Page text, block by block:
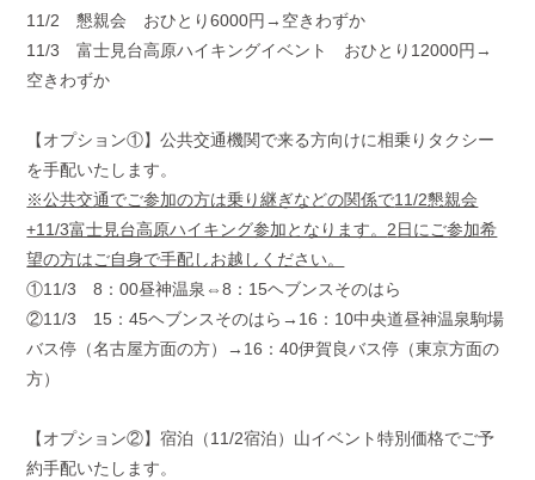
11/2 懇親会 おひとり6000円→空きわずか
11/3 富士見台高原ハイキングイベント おひとり 12000円→
空きわずか
【オプション①】公共交通機関で来る方向けに相乗りタクシー
を手配いたします。
※公共交通でご参加の方は乗り継ぎなどの関係で11/2懇親会
+11/3富士見台高原ハイキング参加となります。 2日にご参加希
望の方はご自身で手配しお越しください。
①11/3 8 ：00昼神温泉⇔8 ： 15ヘブンスそのはら
②11/3 15 ：45ヘブンスそのはら→ 16 ： 10中央道昼神温泉駒場
バス停（名古屋方面の方）→ 16 ：40伊賀良バス停（東京方面の
方）
【オプション②】宿泊（11/2宿泊）山イベント特別価格でご予
約手配いたします。